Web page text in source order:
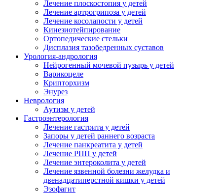
Лечение плоскостопия у детей
Лечение артрогрипоза у детей
Лечение косолапости у детей
Кинезиотейпирование
Ортопедические стельки
Дисплазия тазобедренных суставов
Урология-андрология
Нейрогенный мочевой пузырь у детей
Варикоцеле
Крипторхизм
Энурез
Неврология
Аутизм у детей
Гастроэнтерология
Лечение гастрита у детей
Запоры у детей раннего возраста
Лечение панкреатита у детей
Лечение РПП у детей
Лечение энтероколита у детей
Лечение язвенной болезни желудка и
двенадцатиперстной кишки у детей
Эзофагит